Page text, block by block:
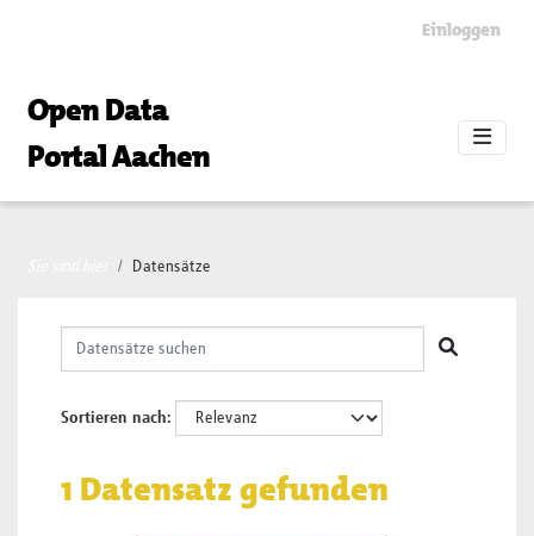
Einloggen
Open Data
Portal Aachen
Datensätze
Sortieren nach
1 Datensatz gefunden